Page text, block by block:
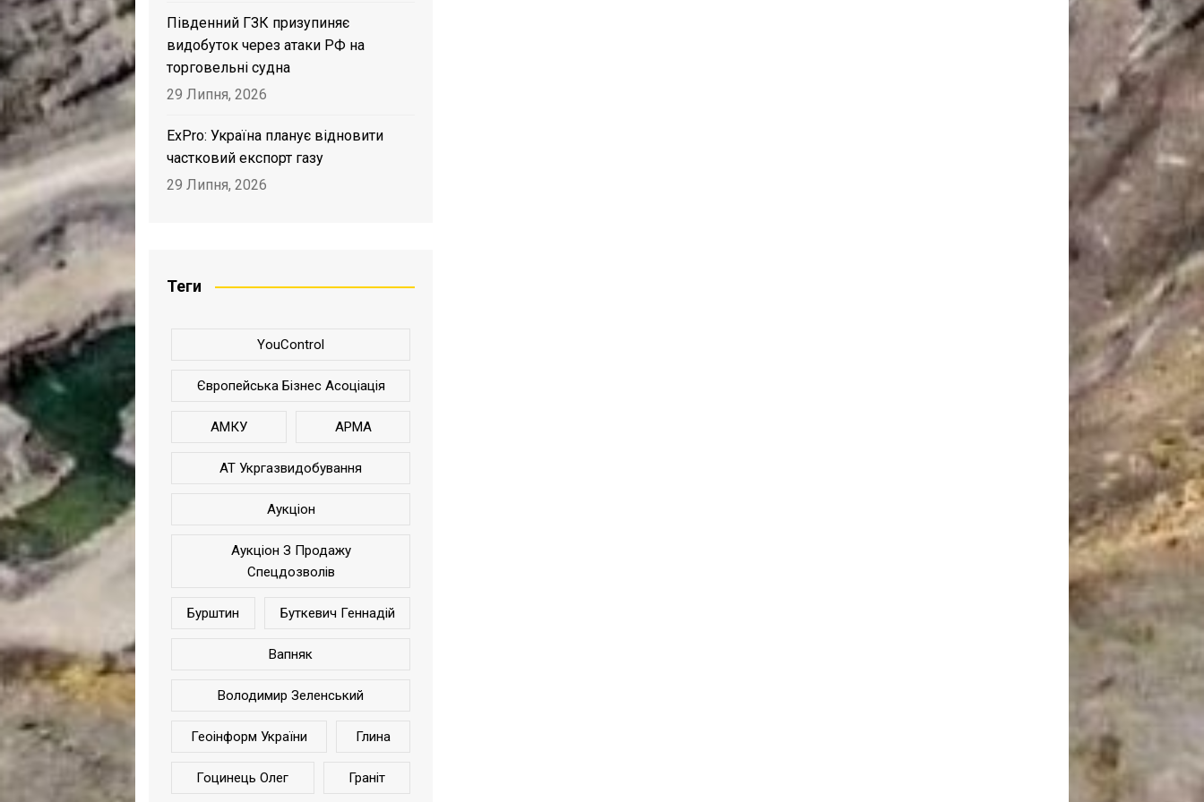
Південний ГЗК призупиняє
видобуток через атаки РФ на
торговельні судна
29 Липня, 2026
ExPro: Україна планує відновити
частковий експорт газу
29 Липня, 2026
Теги
YouControl
Європейська Бізнес Асоціація
АМКУ АРМА
АТ Укргазвидобування
Аукціон
Аукціон З Продажу
Спецдозволів
Бурштин Буткевич Геннадій
Вапняк
Володимир Зеленський
Геоінформ України Глина
Гоцинець Олег Граніт